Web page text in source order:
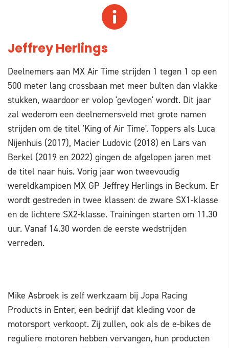
Jeffrey Herlings
Deelnemers aan MX Air Time strijden 1 tegen 1 op een
500 meter lang crossbaan met meer bulten dan vlakke
stukken, waardoor er volop 'gevlogen' wordt. Dit jaar
zal wederom een deelnemersveld met grote namen
strijden om de titel 'King of Air Time'. Toppers als Luca
Nijenhuis (2017), Macier Ludovic (2018) en Lars van
Berkel (2019 en 2022) gingen de afgelopen jaren met
de titel naar huis. Vorig jaar won tweevoudig
wereldkampioen MX GP Jeffrey Herlings in Beckum. Er
wordt gestreden in twee klassen: de zware SX1-klasse
en de lichtere SX2-klasse. Trainingen starten om 11.30
uur. Vanaf 14.30 worden de eerste wedstrijden
verreden.
Mike Asbroek is zelf werkzaam bij Jopa Racing
Products in Enter, een bedrijf dat kleding voor de
motorsport verkoopt. Zij zullen, ook als de e-bikes de
reguliere motoren hebben vervangen, hun producten